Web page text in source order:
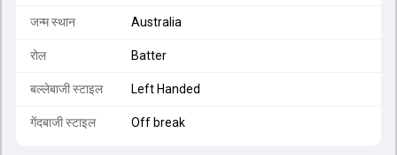
जन्म स्थान Australia
रोल Batter
बल्लेबाजी स्टाइल Left Handed
गेंदबाजी स्टाइल Off break